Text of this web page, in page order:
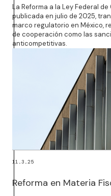
La Reforma a la Ley Federal
publicada en julio de 2025,
marco regulatorio en México,
de cooperación como las
anticompetitivas.
11.3.25
Reforma en Materia